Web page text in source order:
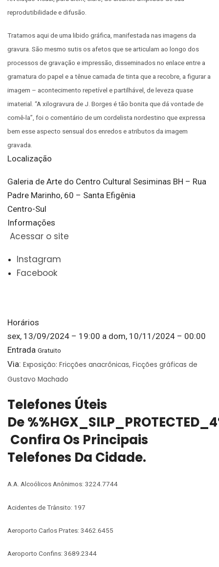
reprodutibilidade e difusão.
Tratamos aqui de uma libido gráfica, manifestada nas imagens da
gravura. São mesmo sutis os afetos que se articulam ao longo dos
processos de gravação e impressão, disseminados no enlace entre a
gramatura do papel e a tênue camada de tinta que a recobre, a figurar a
imagem – acontecimento repetível e partilhável, de leveza quase
imaterial. “A xilogravura de J. Borges é tão bonita que dá vontade de
comê-la”, foi o comentário de um cordelista nordestino que expressa
bem esse aspecto sensual dos enredos e atributos da imagem
gravada.
Localização
Galeria de Arte do Centro Cultural Sesiminas BH – Rua
Padre Marinho, 60 – Santa Efigênia
Centro-Sul
Informações
Acessar o site
Instagram
Facebook
Horários
sex, 13/09/2024 – 19:00 a dom, 10/11/2024 – 00:00
Entrada Gratuito
Via: Exposição: Fricções anacrônicas, Ficções gráficas de
Gustavo Machado
Telefones Úteis
De
Confira Os Principais
Telefones Da Cidade.
A.A. Alcoólicos Anônimos: 3224.7744
Acidentes de Trânsito: 197
Aeroporto Carlos Prates: 3462.6455
Aeroporto Confins: 3689.2344